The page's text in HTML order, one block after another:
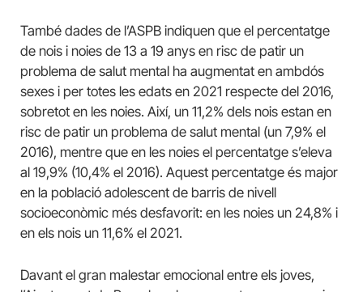
També dades de l’ASPB indiquen que el percentatge
de nois i noies de 13 a 19 anys en risc de patir un
problema de salut mental ha augmentat en ambdós
sexes i per totes les edats en 2021 respecte del 2016,
sobretot en les noies. Així, un 11,2% dels nois estan en
risc de patir un problema de salut mental (un 7,9% el
2016), mentre que en les noies el percentatge s’eleva
al 19,9% (10,4% el 2016). Aquest percentatge és major
en la població adolescent de barris de nivell
socioeconòmic més desfavorit: en les noies un 24,8% i
en els nois un 11,6% el 2021.
Davant el gran malestar emocional entre els joves,